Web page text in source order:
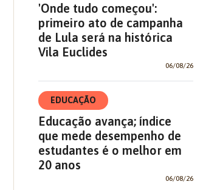
'Onde tudo começou':
primeiro ato de campanha
de Lula será na histórica
Vila Euclides
06/08/26
EDUCAÇÃO
Educação avança; índice
que mede desempenho de
estudantes é o melhor em
20 anos
06/08/26